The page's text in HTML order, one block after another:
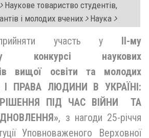
Наукове товариство студентів,
і молодих вчених Наука
участь у ІІ-му
конкурсі наукових
вищої освіти та молодих
І ПРАВА ЛЮДИНИ В УКРАЇНІ:
ПІД ЧАС ВІЙНИ ТА
, з нагоди 25-річчя
Уповноваженого Верховної